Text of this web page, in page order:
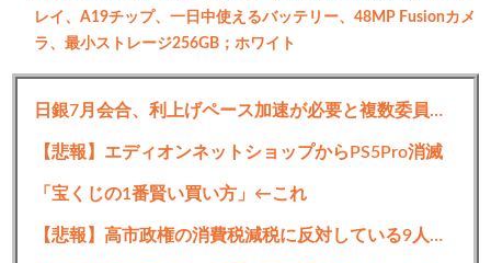
レイ、A19チップ、一日中使えるバッテリー、48MP Fusionカメ
ラ、最小ストレージ256GB；ホワイト
1848/01/24(？)00:00:00 ID:money_soku
スマホでの作業が非常に多い人なら、コストに見合うかも？
日銀7月会合、利上げペース加速が必要と複数委員－早期実施を裏付け
【悲報】エディオンネットショップからPS5Pro消滅
「宝くじの1番賢い買い方」←これ
【悲報】高市政権の消費税減税に反対している9人の自民党議員が全て判明ｗｗｗｗｗｗ